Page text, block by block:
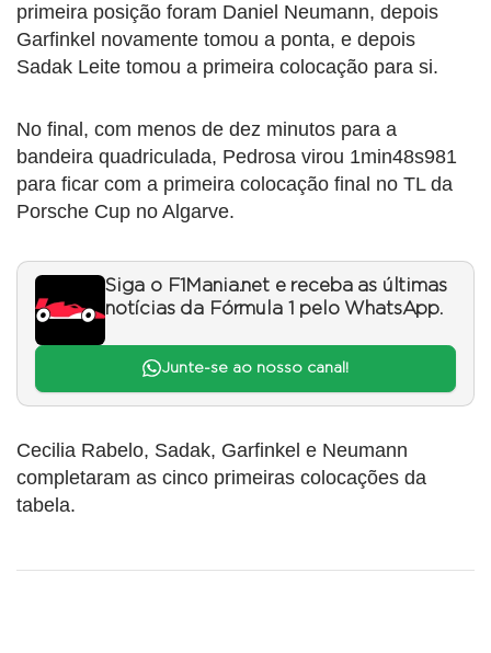
primeira posição foram Daniel Neumann, depois
Garfinkel novamente tomou a ponta, e depois
Sadak Leite tomou a primeira colocação para si.
No final, com menos de dez minutos para a
bandeira quadriculada, Pedrosa virou 1min48s981
para ficar com a primeira colocação final no TL da
Porsche Cup no Algarve.
Siga o F1Mania.net e receba as últimas
notícias da Fórmula 1 pelo WhatsApp.
Junte-se ao nosso canal!
Cecilia Rabelo, Sadak, Garfinkel e Neumann
completaram as cinco primeiras colocações da
tabela.